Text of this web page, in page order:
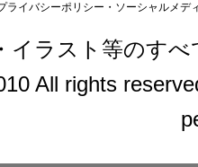
ライバシーポリシー・ソーシャルメデ
イラスト等のす
All rights